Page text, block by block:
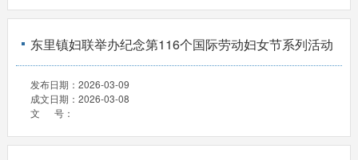
东里镇妇联举办纪念第116个国际劳动妇女节系列活动
发布日期： 2026-03-09
成文日期： 2026-03-08
文 号：